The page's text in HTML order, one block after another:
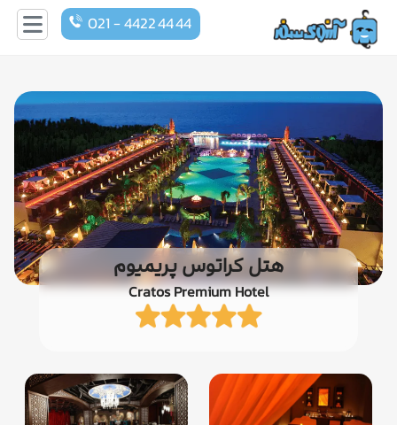
021 - 4422 44 44
هتل کراتوس پریمیوم
Cratos Premium Hotel